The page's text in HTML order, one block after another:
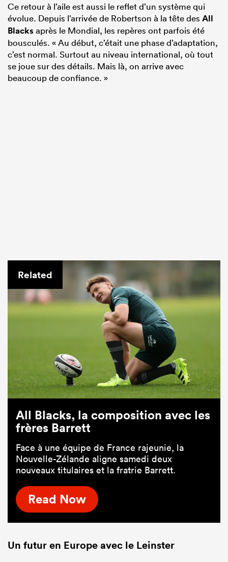
Ce retour à l’aile est aussi le reflet d’un système qui
évolue. Depuis l’arrivée de Robertson à la tête des All
Blacksaprès le Mondial, les repères ont parfois été
bousculés. « Au début, c’était une phase d’adaptation,
c’est normal. Surtout au niveau international, où tout
se joue sur des détails. Mais là, on arrive avec
beaucoup de confiance. »
Related
All Blacks, la composition avec les
frères Barrett
Face à une équipe de France rajeunie, la
Nouvelle-Zélande aligne samedi deux
nouveaux titulaires et la fratrie Barrett.
Read Now
Un futur en Europe avec le Leinster